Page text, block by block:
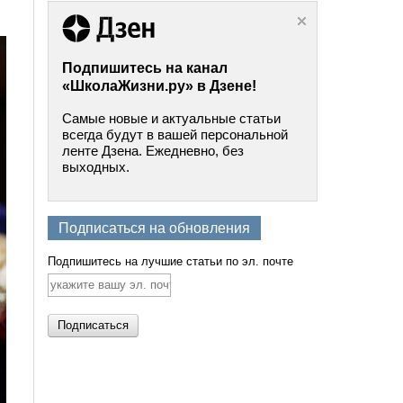
Подпишитесь на канал
«ШколаЖизни.ру» в Дзене!
Самые новые и актуальные статьи
всегда будут в вашей персональной
ленте Дзена. Ежедневно, без
выходных.
Подписаться на обновления
Подпишитесь на лучшие статьи по эл. почте